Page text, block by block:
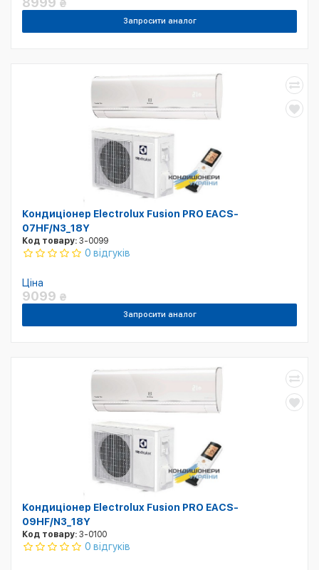
₴
Запросити аналог
Кондиціонер Electrolux Fusion PRO EACS-
07HF/N3_18Y
Код товару: 3-0099
0 відгуків
Ціна
9099 ₴
Запросити аналог
Кондиціонер Electrolux Fusion PRO EACS-
09HF/N3_18Y
Код товару: 3-0100
0 відгуків